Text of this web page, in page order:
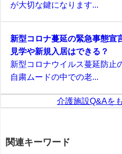
が大切な鍵になります...
新型コロナ蔓延の緊急事態宣
見学や新規入居はできる？
新型コロナウイルス蔓延防止
自粛ムードの中での老...
介護施設Q&Aを
関連キーワード